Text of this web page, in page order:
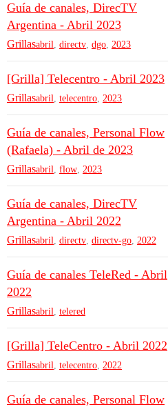
Guía de canales, DirecTV
Argentina - Abril 2023
Grillasabril directv dgo 2023
[Grilla] Telecentro - Abril 2023
Grillasabril telecentro 2023
Guía de canales, Personal Flow
(Rafaela) - Abril de 2023
Grillasabril flow 2023
Guía de canales, DirecTV
Argentina - Abril 2022
Grillasabril directv directv-go 2022
Guía de canales TeleRed - Abril
2022
Grillasabril telered
[Grilla] TeleCentro - Abril 2022
Grillasabril telecentro 2022
Guía de canales, Personal Flow